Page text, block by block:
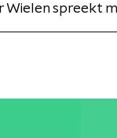
spreekt